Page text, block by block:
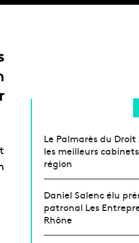
Le Palmarès du Droit
les meilleurs
région
Daniel Salenc élu
patronal Les
Rhône